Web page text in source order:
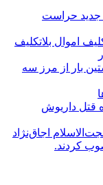
جدید حراست
اموال بلاتکلیف
بار از مرز سه
قتل داریوش
اجاق‌نژاد
کردند.